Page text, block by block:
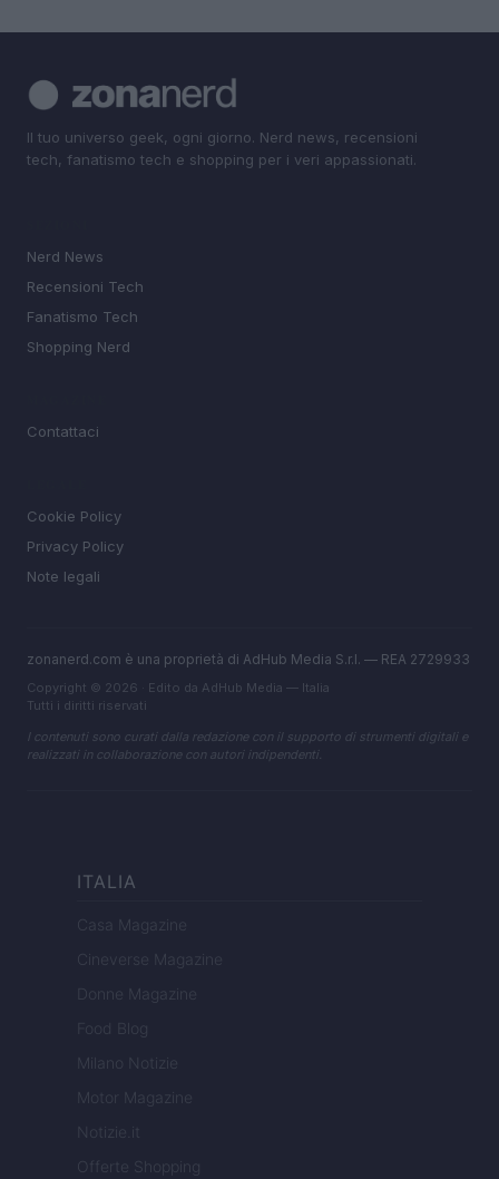
Il tuo universo geek, ogni giorno. Nerd news, recensioni
tech, fanatismo tech e shopping per i veri appassionati.
Nerd News
Recensioni Tech
Fanatismo Tech
Shopping Nerd
Contattaci
Cookie Policy
Privacy Policy
Note legali
zonanerd.com è una proprietà di AdHub Media S.r.l. — REA 2729933
Copyright © 2026 · Edito da AdHub Media — Italia
Tutti i diritti riservati
I contenuti sono curati dalla redazione con il supporto di strumenti digitali e
realizzati in collaborazione con autori indipendenti.
ITALIA
Casa Magazine
Cineverse Magazine
Donne Magazine
Food Blog
Milano Notizie
Motor Magazine
Notizie.it
Offerte Shopping